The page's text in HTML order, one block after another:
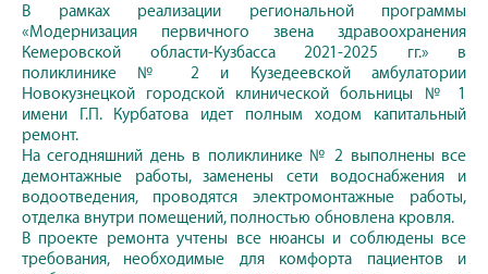
В рамках реализации региональной программы
«Модернизация первичного звена здравоохранения
Кемеровской области-Кузбасса 2021-2025 гг.» в
поликлинике № 2 и Кузедеевской амбулатории
Новокузнецкой городской клинической больницы № 1
имени Г.П. Курбатова идет полным ходом капитальный
ремонт.
На сегодняшний день в поликлинике № 2 выполнены все
демонтажные работы, заменены сети водоснабжения и
водоотведения, проводятся электромонтажные работы,
отделка внутри помещений, полностью обновлена кровля.
В проекте ремонта учтены все нюансы и соблюдены все
требования, необходимые для комфорта пациентов и